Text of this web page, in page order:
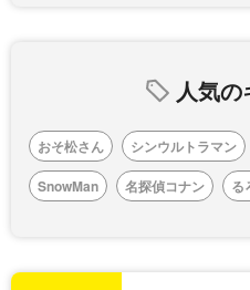
人気
おそ松さん シンウルトラマン
SnowMan
名探偵コナン る